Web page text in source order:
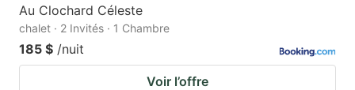
Au Clochard Céleste
chalet · 2 Invités · 1 Chambre
185 $ /nuit
Voir l’offre